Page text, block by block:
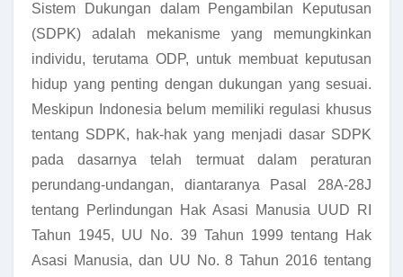
Sistem Dukungan dalam Pengambilan Keputusan
(SDPK) adalah mekanisme yang memungkinkan
individu, terutama ODP, untuk membuat keputusan
hidup yang penting dengan dukungan yang sesuai.
Meskipun Indonesia belum memiliki regulasi khusus
tentang SDPK, hak-hak yang menjadi dasar SDPK
pada dasarnya telah termuat dalam peraturan
perundang-undangan, diantaranya Pasal 28A-28J
tentang Perlindungan Hak Asasi Manusia UUD RI
Tahun 1945, UU No. 39 Tahun 1999 tentang Hak
Asasi Manusia, dan UU No. 8 Tahun 2016 tentang